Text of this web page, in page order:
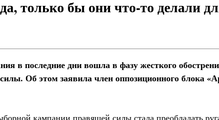
только бы они что-то делали
в последние дни вошла в фазу жесткого
Об этом заявила член оппозиционного блока
кампании правящей силы стала преобладать